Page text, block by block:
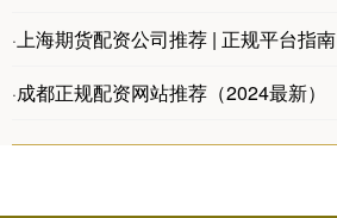
·上海期货配资公司推荐 | 正规平台指南
·成都正规配资网站推荐（2024最新）